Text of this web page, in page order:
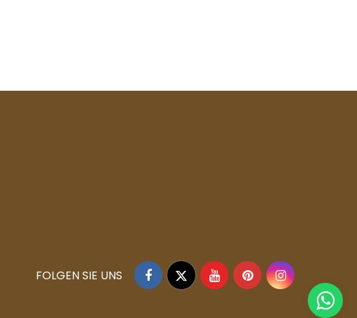
Facebook
TwitterYouTubePinterestInstagram
FOLGEN SIE UNS